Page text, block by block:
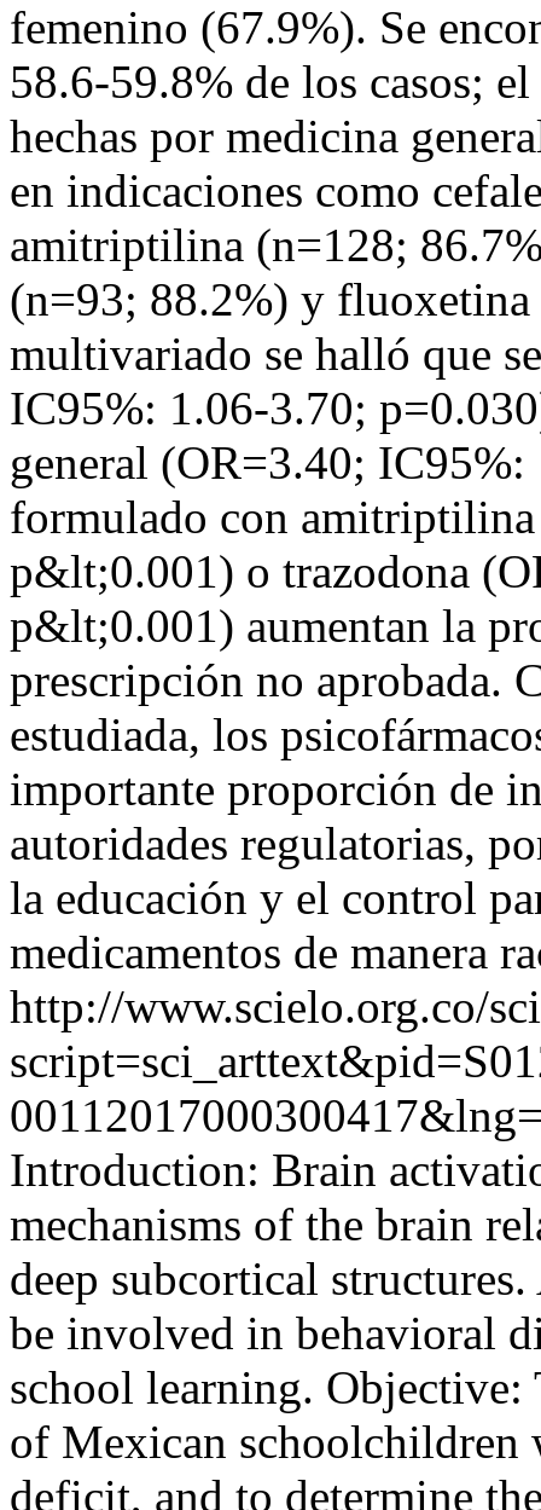
femenino (67.9%). Se
58.6-59.8% de los casos;
hechas por medicina
en indicaciones como
amitriptilina (n=128;
(n=93; 88.2%) y
multivariado se halló que
IC95%: 1.06-3.70;
general (OR=3.40;
formulado con
p&lt;0.001) o trazodona
p&lt;0.001) aumentan la
prescripción no aprobada.
estudiada, los
importante proporción de
autoridades regulatorias,
la educación y el control
medicamentos de manera
http://www.scielo.org.co/
Introduction: Brain
mechanisms of the brain
deep subcortical
be involved in behavioral
school learning.
of Mexican schoolchildren
deficit, and to determine